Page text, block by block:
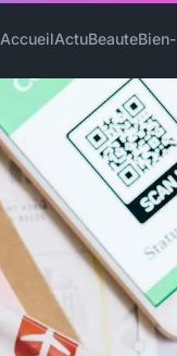
AccueilActuBeaute